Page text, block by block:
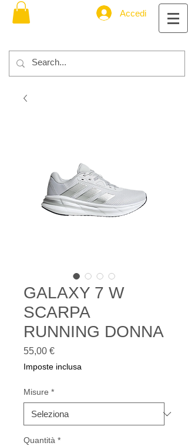
Accedi
GALAXY 7 W
SCARPA
RUNNING DONNA
55,00 €Prezzo
Imposte inclusa
Misure *
Quantità *